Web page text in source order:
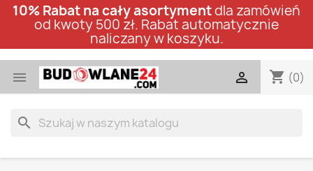
10% Rabat na cały asortymentdla zamówień
od kwoty 500 zł. Rabat automatycznie
naliczany w koszyku.
 shopping_cart (0)

search